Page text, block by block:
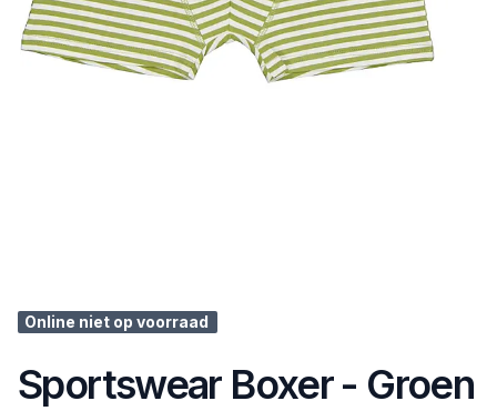
Online niet op voorraad
Sportswear Boxer - Groen